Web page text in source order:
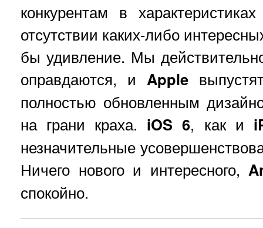
конкурентам в
отсутствии каких-либо
бы удивление. Мы
оправдаются, и Apple
полностью обновленным
на грани краха. iOS 6, как и
незначительные
Ничего нового и интересного,
спокойно.